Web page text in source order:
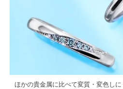
ほかの貴金属に比べて変質・変色し